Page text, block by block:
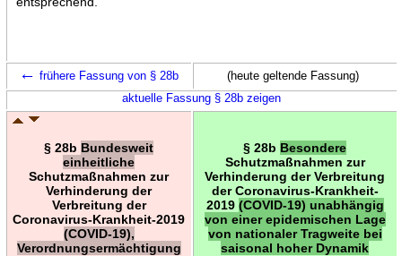
← frühere Fassung von § 28b
(heute geltende Fassung)
aktuelle Fassung § 28b zeigen
§ 28b Bundesweit
einheitliche
Schutzmaßnahmen zur
Verhinderung der
Verbreitung der
Coronavirus-Krankheit-2019
(COVID-19),
Verordnungsermächtigung
§ 28b Besondere
Schutzmaßnahmen zur
Verhinderung der Verbreitung
der Coronavirus-Krankheit-
2019 (COVID-19) unabhängig
von einer epidemischen Lage
von nationaler Tragweite bei
saisonal hoher Dynamik